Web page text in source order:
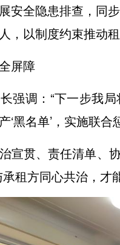
安全隐患排查，同
，以制度约束推动
屏障
强调：“下一步我
黑名单’，实施联合
宣贯、责任清单、
租方同心共治，才